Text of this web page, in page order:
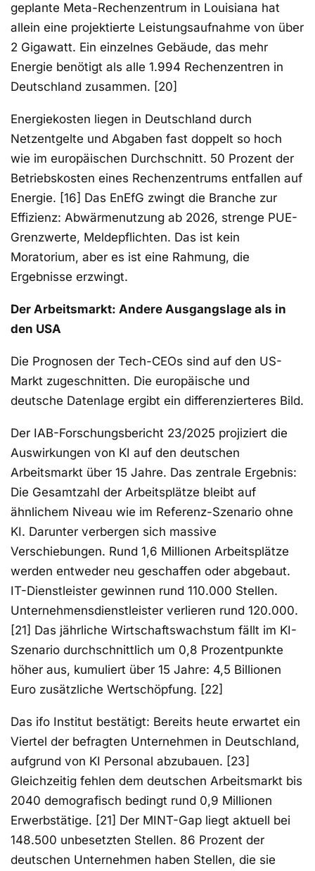
geplante Meta-Rechenzentrum in Louisiana hat
allein eine projektierte Leistungsaufnahme von über
2 Gigawatt. Ein einzelnes Gebäude, das mehr
Energie benötigt als alle 1.994 Rechenzentren in
Deutschland zusammen. [20]
Energiekosten liegen in Deutschland durch
Netzentgelte und Abgaben fast doppelt so hoch
wie im europäischen Durchschnitt. 50 Prozent der
Betriebskosten eines Rechenzentrums entfallen auf
Energie. [16] Das EnEfG zwingt die Branche zur
Effizienz: Abwärmenutzung ab 2026, strenge PUE-
Grenzwerte, Meldepflichten. Das ist kein
Moratorium, aber es ist eine Rahmung, die
Ergebnisse erzwingt.
Der Arbeitsmarkt: Andere Ausgangslage als in
den USA
Die Prognosen der Tech-CEOs sind auf den US-
Markt zugeschnitten. Die europäische und
deutsche Datenlage ergibt ein differenzierteres Bild.
Der IAB-Forschungsbericht 23/2025 projiziert die
Auswirkungen von KI auf den deutschen
Arbeitsmarkt über 15 Jahre. Das zentrale Ergebnis:
Die Gesamtzahl der Arbeitsplätze bleibt auf
ähnlichem Niveau wie im Referenz-Szenario ohne
KI. Darunter verbergen sich massive
Verschiebungen. Rund 1,6 Millionen Arbeitsplätze
werden entweder neu geschaffen oder abgebaut.
IT-Dienstleister gewinnen rund 110.000 Stellen.
Unternehmensdienstleister verlieren rund 120.000.
[21] Das jährliche Wirtschaftswachstum fällt im KI-
Szenario durchschnittlich um 0,8 Prozentpunkte
höher aus, kumuliert über 15 Jahre: 4,5 Billionen
Euro zusätzliche Wertschöpfung. [22]
Das ifo Institut bestätigt: Bereits heute erwartet ein
Viertel der befragten Unternehmen in Deutschland,
aufgrund von KI Personal abzubauen. [23]
Gleichzeitig fehlen dem deutschen Arbeitsmarkt bis
2040 demografisch bedingt rund 0,9 Millionen
Erwerbstätige. [21] Der MINT-Gap liegt aktuell bei
148.500 unbesetzten Stellen. 86 Prozent der
deutschen Unternehmen haben Stellen, die sie